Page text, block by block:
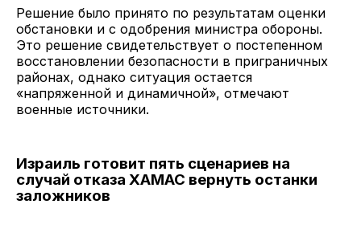
Решение было принято по результатам оценки
обстановки и с одобрения министра обороны.
Это решение свидетельствует о постепенном
восстановлении безопасности в приграничных
районах, однако ситуация остается
«напряженной и динамичной», отмечают
военные источники.
Израиль готовит пять сценариев на
случай отказа ХАМАС вернуть останки
заложников